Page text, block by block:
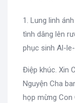
1. Lung linh
tình dâng lên
phục sinh Al-
Điệp khúc. Xin
Nguyện Cha
họp mừng Con